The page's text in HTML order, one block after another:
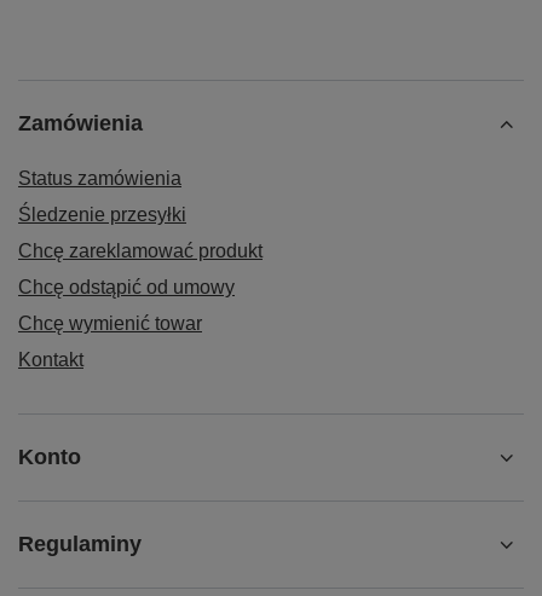
Zamówienia
Status zamówienia
Śledzenie przesyłki
Chcę zareklamować produkt
Chcę odstąpić od umowy
Chcę wymienić towar
Kontakt
Konto
Regulaminy